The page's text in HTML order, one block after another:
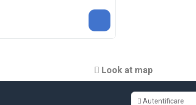
Look at map
Autentificare